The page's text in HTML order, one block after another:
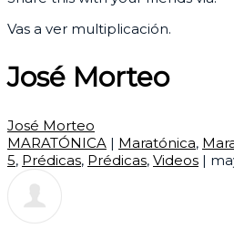
Vas a ver multiplicación.
José Morteo
José Morteo
MARATÓNICA | Maratónica,
5, Prédicas, Prédicas, Videos |